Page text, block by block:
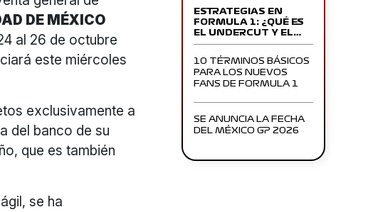
DE MÉXICO
al 26 de octubre
este miércoles
exclusivamente a
del banco de su
que es también
se ha
ESTRATEGIAS EN
FORMULA 1: ¿QUÉ ES
EL UNDERCUT Y EL…
10 TÉRMINOS BÁSICOS
PARA LOS NUEVOS
FANS DE FORMULA 1
SE ANUNCIA LA FECHA
DEL MÉXICO GP 2026